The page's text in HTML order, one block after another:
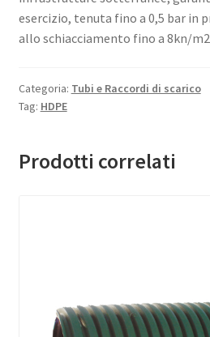
esercizio, tenuta fino a 0,5 bar in
allo schiacciamento fino a 8kn/
Categoria: Tubi e Raccordi di scarico
Tag: HDPE
Prodotti correlati